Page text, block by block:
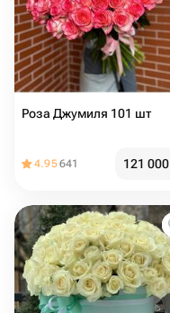
Роза Джумиля 101 шт
4.95641 121 000